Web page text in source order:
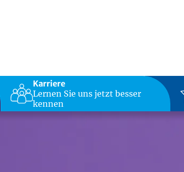
Karriere
Lernen Sie uns jetzt besser
kennen